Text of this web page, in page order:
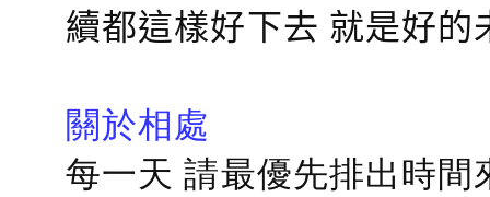
續都這樣好下去 就是好的
關於相處
每一天 請最優先排出時